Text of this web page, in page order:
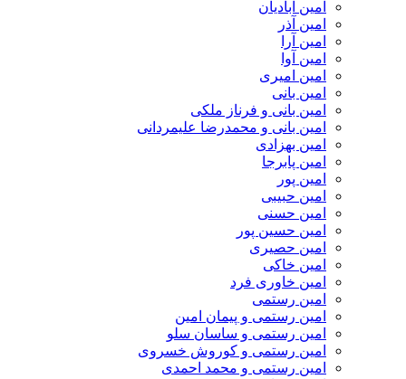
امین آبادیان
امین آذر
امین آرا
امین آوا
امین امیری
امین بانی
امین بانی و فرناز ملکی
امین بانی و محمدرضا علیمردانی
امین بهزادی
امین پابرجا
امین پور
امین حبیبی
امین حسنی
امین حسین پور
امین حصیری
امین خاکی
امین خاوری فرد
امین رستمی
امین رستمی و پیمان امین
امین رستمی و ساسان سلو
امین رستمی و کوروش خسروی
امین رستمی و محمد احمدی